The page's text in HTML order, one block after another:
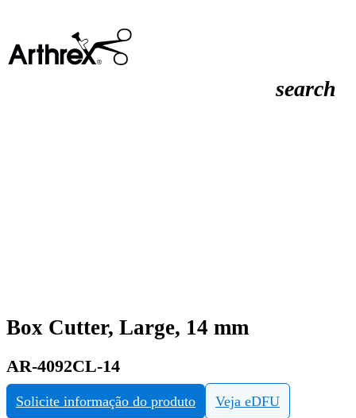
search
Box Cutter, Large, 14 mm
AR-4092CL-14
Solicite informação do produto Veja eDFU